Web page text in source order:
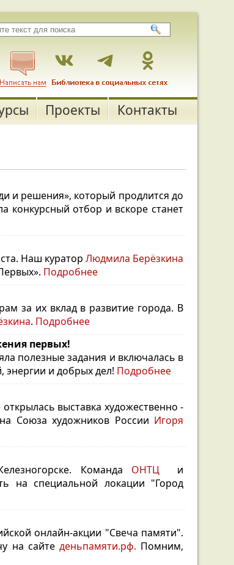
Проекты Контакты
и решения», который продлится до
конкурсный отбор и вскоре станет
Наш куратор Людмила Берёзкина
Подробнее
за их вклад в развитие города. В
. Подробнее
первых!
полезные задания и включалась в
и добрых дел! Подробнее
выставка художественно -
Союза художников России Игоря
Команда ОНТЦ и
на специальной локации "Город
онлайн-акции "Свеча памяти".
на сайте деньпамяти.рф. Помним,